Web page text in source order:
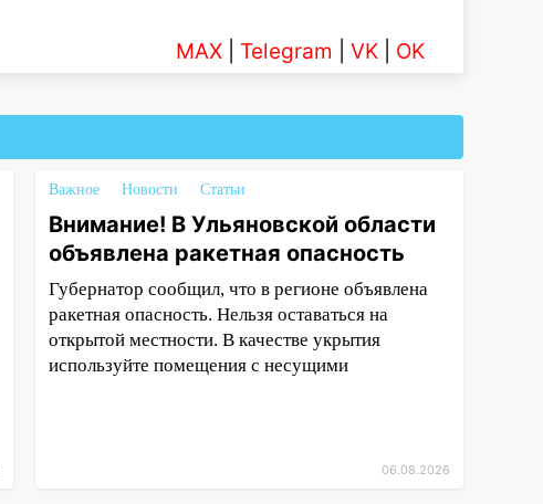
MAX Telegram VK OK
Важное Новости Статьи
Внимание! В Ульяновской области
объявлена ракетная опасность
Губернатор сообщил, что в регионе объявлена
ракетная опасность. Нельзя оставаться на
открытой местности. В качестве укрытия
используйте помещения с несущими
06.08.2026